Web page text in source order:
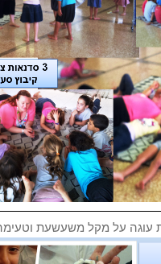
עוגה על מקל משעשעת